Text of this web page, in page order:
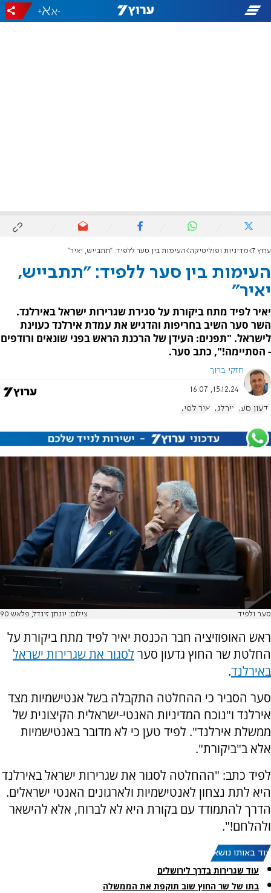
-
+
ערוץ 7 מדיניות ופוליטיקה העימות בין סער ללפיד: "תתבייש, יאיר"
העימות בין סער ללפיד: "תתבייש,
יאיר"
יאיר לפיד מתח ביקורת על סגירת שגרירות ישראל באירלנד.
השר סער השיב בחריפות והדגיש את עמדת אירלנד כעוינת
לישראל. "תפנים: העידן של הרכנת הראש בפני שונאים ורודפים
- הסתיימה!", כתב סער.
חזקי ברוך
15.12.24, 16:07
גדעון סער אירלנד יאיר לפיד
סער ולפיד צילום: יונתן זינדל, פלאש 90
ראש האופוזיציה חבר הכנסת יאיר לפיד מתח ביקורת על
החלטת שר החוץ גדעון סער לסגור את שגרירות ישראל
באירלנד.
סער הסביר כי ההחלטה התקבלה בשל אנטישמיות מצד
אירלנד ו"נוכח המדיניות האנטי-ישראלית הקיצונית של
ממשלת אירלנד". לפיד טען כי לא מדובר באנטישמיות
אלא ב"ביקורת".
לפיד כתב: "ההחלטה לסגור את שגרירות ישראל באירלנד
היא לתת נצחון לאנטישמיות ולארגונים האנטי ישראלים.
הדרך להתמודד עם בקורת היא לא לברוח, אלא להישאר
ולהלחם!".
עוד באותו נושא:
עוד שגרירות בדרך לירושלים
בתו של שר החוץ שוב תוקפת את הממשלה